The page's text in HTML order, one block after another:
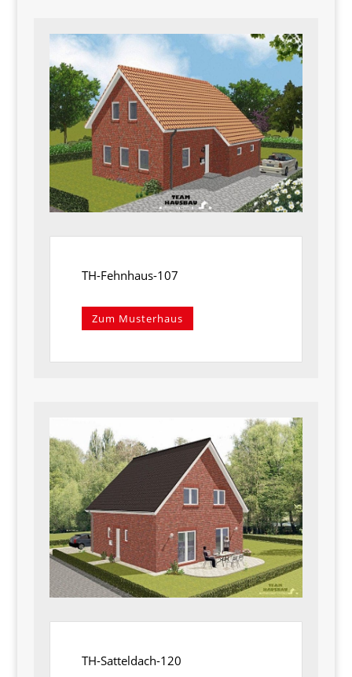
TH-Fehnhaus-107
Zum Musterhaus
TH-Satteldach-120